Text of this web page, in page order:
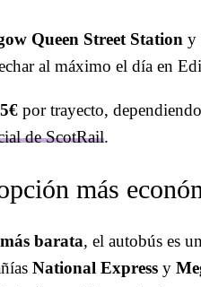
Queen Street Station y
al máximo el día en
por trayecto,
de ScotRail.
más
barata, el autobús es
National Express y